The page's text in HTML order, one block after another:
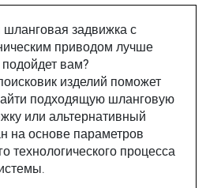
шланговая задвижка с
приводом лучше
подойдет вам?
изделий поможет
подходящую шланговую
или альтернативный
на основе параметров
технологического процесса